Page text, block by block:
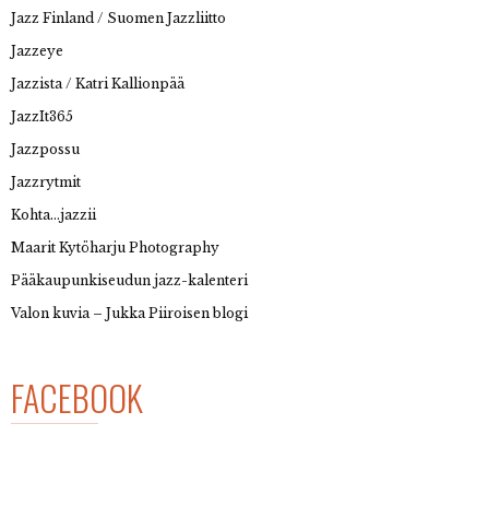
Jazz Finland / Suomen Jazzliitto
Jazzeye
Jazzista / Katri Kallionpää
JazzIt365
Jazzpossu
Jazzrytmit
Kohta…jazzii
Maarit Kytöharju Photography
Pääkaupunkiseudun jazz-kalenteri
Valon kuvia – Jukka Piiroisen blogi
FACEBOOK